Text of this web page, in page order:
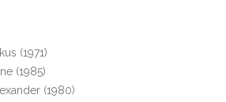
(1971)
(1985)
(1980)